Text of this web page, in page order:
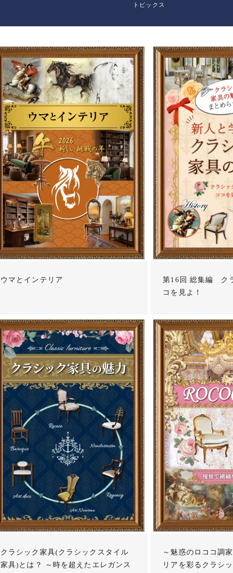
トピックス
ウマとインテリア
第16回 総集編 ク
コを見よ！
クラシック家具(クラシックスタイル
家具)とは？ ～時を超えたエレガンス
～魅惑のロココ調
リアを彩るクラシ